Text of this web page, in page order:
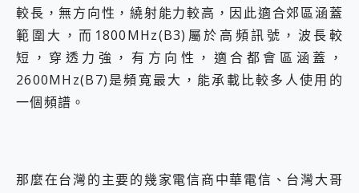
較長，無方向性，繞射能力較高，因此適合郊區涵蓋
範圍大，而1800MHz(B3)屬於高頻訊號，波長較
短，穿透力強，有方向性，適合都會區涵蓋，
2600MHz(B7)是頻寬最大，能承載比較多人使用的
一個頻譜。
那麼在台灣的主要的幾家電信商中華電信、台灣大哥